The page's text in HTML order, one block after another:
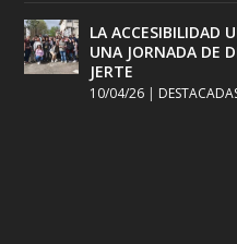
LA ACCESIBILIDAD
UNA JORNADA DE
JERTE
10/04/26 |